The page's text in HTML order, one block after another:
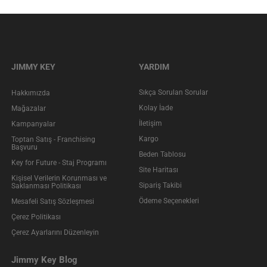
JIMMY KEY
Hakkımızda
Mağazalar
Kampanyalar
Toptan Satış - Franchising
Başvuru
Key for Future - Staj Programı
Kişisel Verilerin Korunması ve
Saklanması Politikası
Mesafeli Satış Sözleşmesi
Çerez Politikası
Çerez Ayarlarını Düzenleyin
Jimmy Key Blog
YARDIM
Sıkça Sorulan Sorular
Kolay İade
İletişim
Kargo
Beden Tablosu
Site Haritası
Sipariş Takibi
Ödeme Seçenekleri